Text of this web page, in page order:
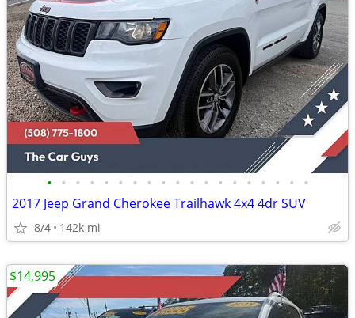
• • • • • • • • • • • • • • • • • • •
2017 Jeep Grand Cherokee Trailhawk 4x4 4dr SUV
8/4 142k mi
$14,995